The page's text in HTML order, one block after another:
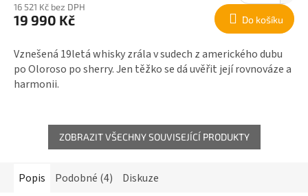
16 521 Kč bez DPH
19 990 Kč Do košíku
Vznešená 19letá whisky zrála v sudech z amerického dubu
po Oloroso po sherry. Jen těžko se dá uvěřit její rovnováze a
harmonii.
ZOBRAZIT VŠECHNY SOUVISEJÍCÍ PRODUKTY
Popis Podobné (4) Diskuze